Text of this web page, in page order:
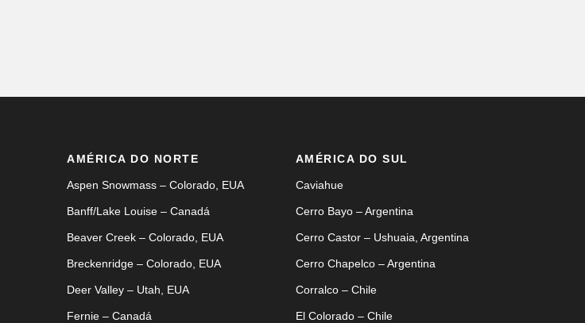
AMÉRICA DO NORTE
Aspen Snowmass – Colorado, EUA
Banff/Lake Louise – Canadá
Beaver Creek – Colorado, EUA
Breckenridge – Colorado, EUA
Deer Valley – Utah, EUA
Fernie – Canadá
AMÉRICA DO SUL
Caviahue
Cerro Bayo – Argentina
Cerro Castor – Ushuaia, Argentina
Cerro Chapelco – Argentina
Corralco – Chile
El Colorado – Chile